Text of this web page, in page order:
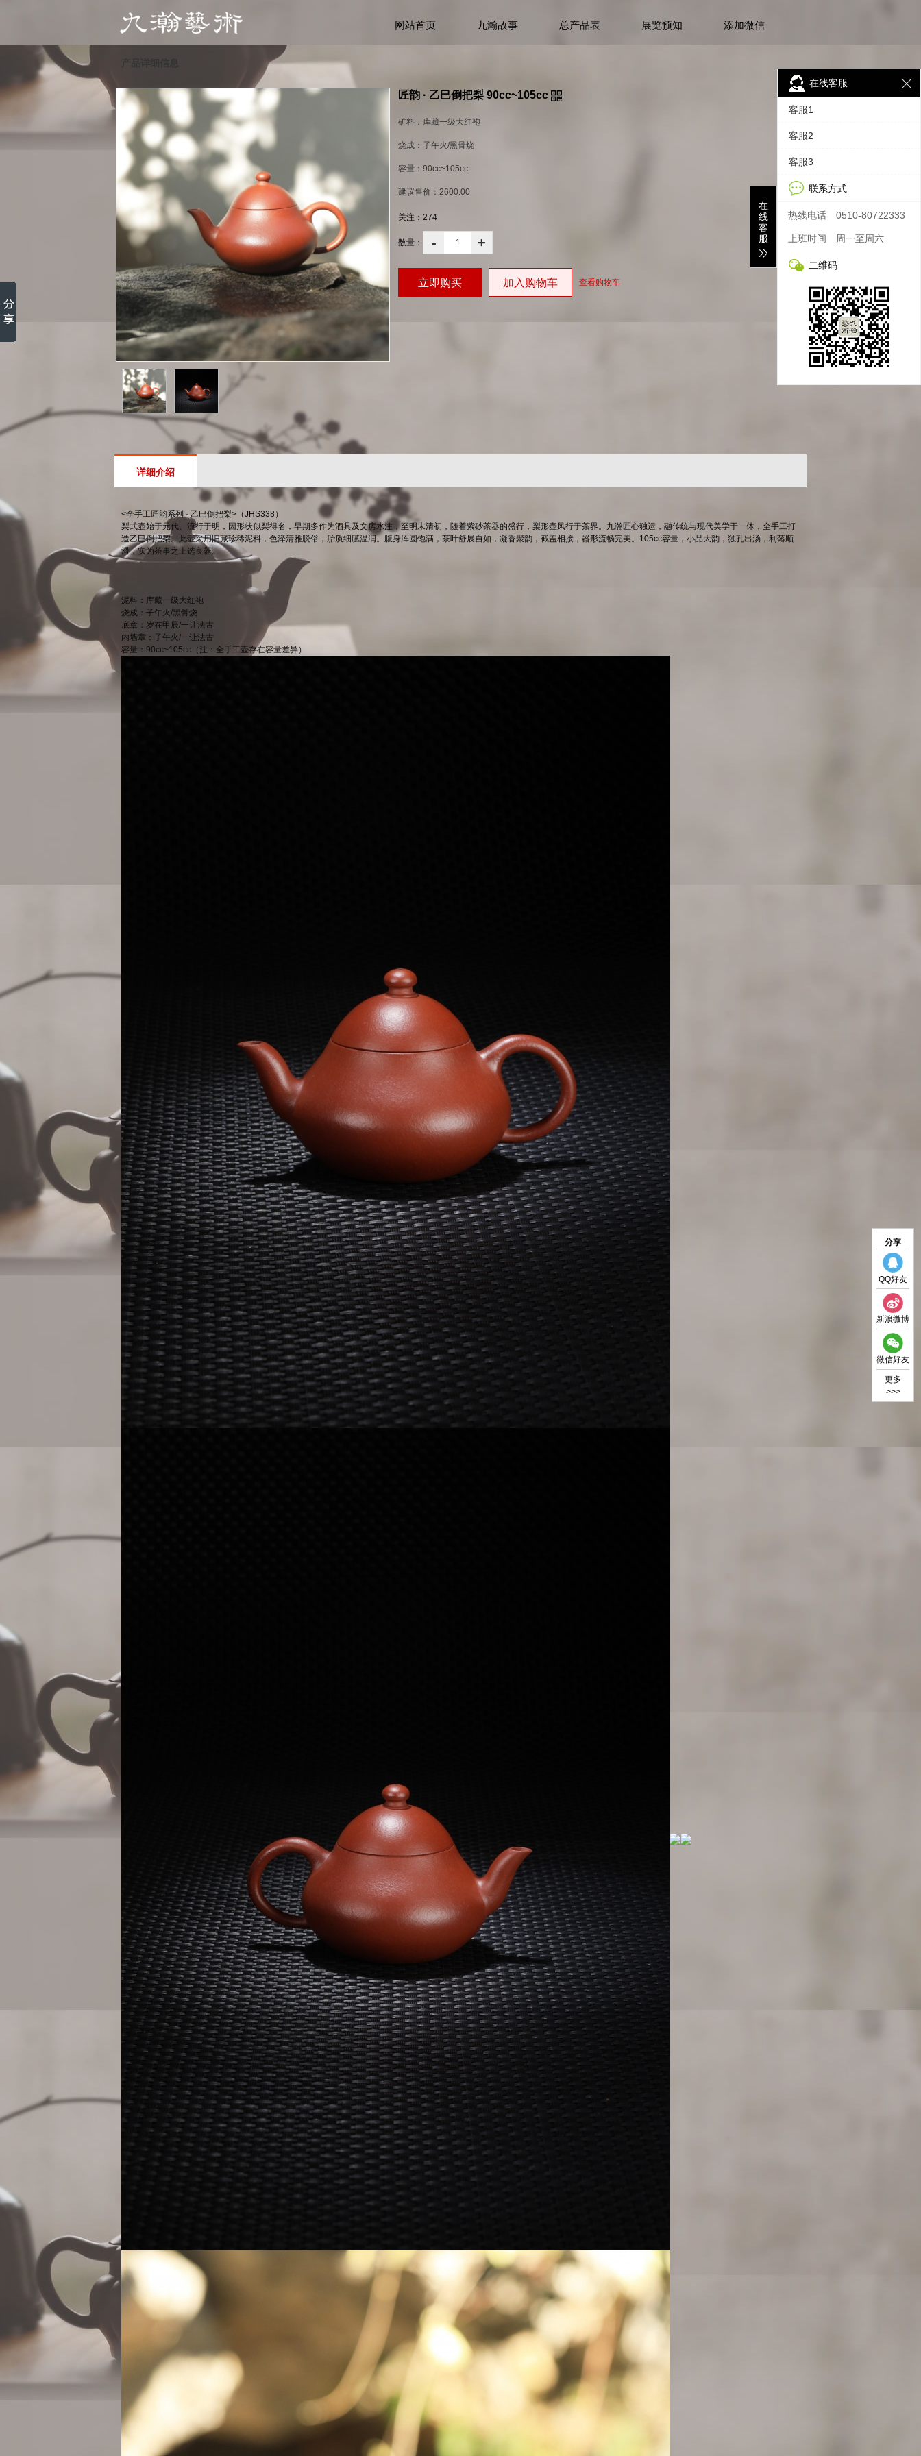
网站首页 九瀚故事 总产品表 展览预知 添加微信
产品详细信息
匠韵 · 乙巳倒把梨 90cc~105cc
矿料：库藏一级大红袍
烧成：子午火/黑骨烧
容量：90cc~105cc
建议售价：2600.00
关注： 274
数量： - +
立即购买 加入购物车 查看购物车
详细介绍
<全手工匠韵系列 · 乙巳倒把梨>（JHS338）
梨式壶始于元代、流行于明，因形状似梨得名，早期多作为酒具及文房水注，至明末清初，随着紫砂茶器的盛行，梨形壶风行于茶界。九瀚匠心独运，融传统与现代美学于一体，全手工打
造乙巳倒把梨。此壶采用旧藏珍稀泥料，色泽清雅脱俗，胎质细腻温润。腹身浑圆饱满，茶叶舒展自如，凝香聚韵，截盖相接，器形流畅完美。105cc容量，小品大韵，独孔出汤，利落顺
滑，实为茶事之上选良器。
泥料：库藏一级大红袍
烧成：子午火/黑骨烧
底章：岁在甲辰/一让法古
内墙章：子午火/一让法古
容量：90cc~105cc（注：全手工壶存在容量差异）
分享
QQ好友
新浪微博
微信好友
更多
>>>
在线客服
客服1
客服2
客服3
联系方式
热线电话 0510-80722333
上班时间 周一至周六
二维码
在
线
客
服